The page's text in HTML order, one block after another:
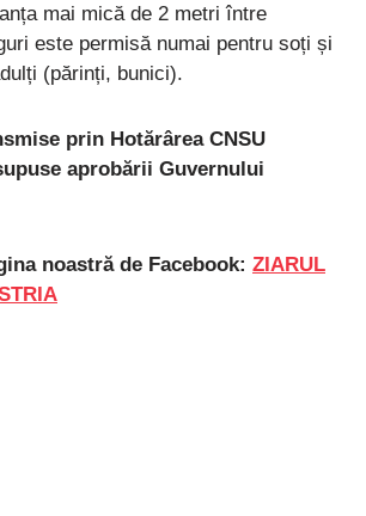
mai mică de 2 metri între
este permisă numai pentru soți și
(părinți, bunici).
prin Hotărârea CNSU
aprobării Guvernului
noastră de Facebook: ZIARUL